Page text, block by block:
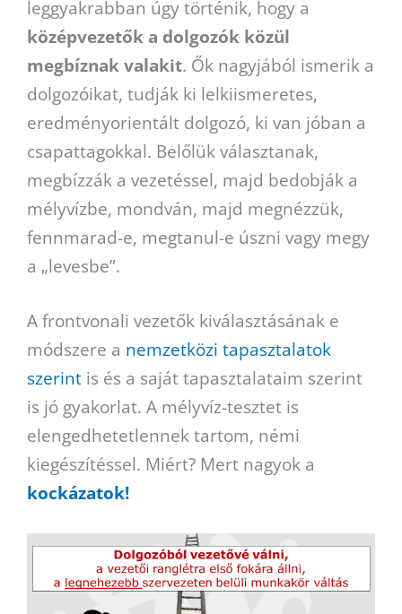
leggyakrabban úgy történik, hogy a
középvezetők a dolgozók közül
megbíznak valakit. Ők nagyjából ismerik a
dolgozóikat, tudják ki lelkiismeretes,
eredményorientált dolgozó, ki van jóban a
csapattagokkal. Belőlük választanak,
megbízzák a vezetéssel, majd bedobják a
mélyvízbe, mondván, majd megnézzük,
fennmarad-e, megtanul-e úszni vagy megy
a „levesbe”.
A frontvonali vezetők kiválasztásának e
módszere a nemzetközi tapasztalatok
szerint is és a saját tapasztalataim szerint
is jó gyakorlat. A mélyvíz-tesztet is
elengedhetetlennek tartom, némi
kiegészítéssel. Miért? Mert nagyok a
kockázatok!